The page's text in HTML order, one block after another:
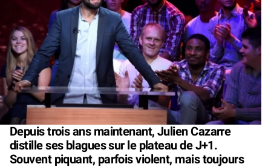
Depuis trois ans maintenant, Julien Cazarre
distille ses blagues sur le plateau de J+1.
Souvent piquant, parfois violent, mais toujours